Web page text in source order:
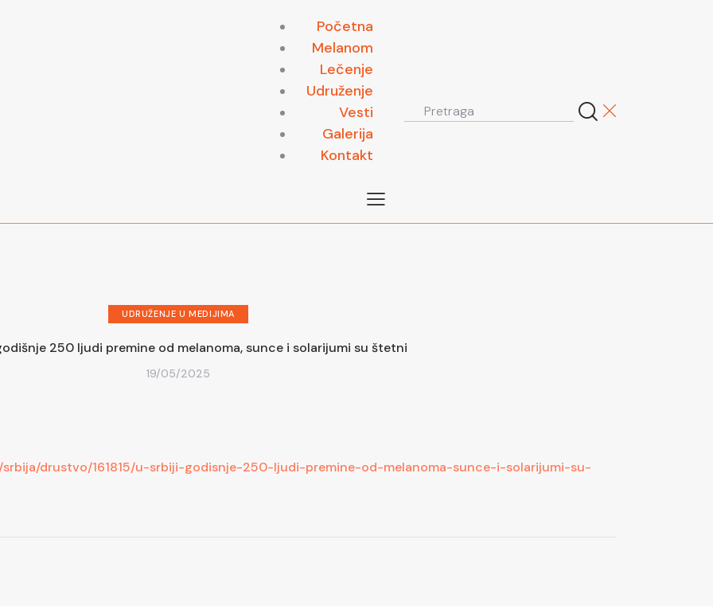
Početna
Melanom
Lečenje
Udruženje
Vesti
Galerija
Kontakt
UDRUŽENJE U MEDIJIMA
250 ljudi premine od melanoma, sunce i solarijumi su štetni
19/05/2025
drustvo/161815/u-srbiji-godisnje-250-ljudi-premine-od-melanoma-sunce-i-solarijumi-su-